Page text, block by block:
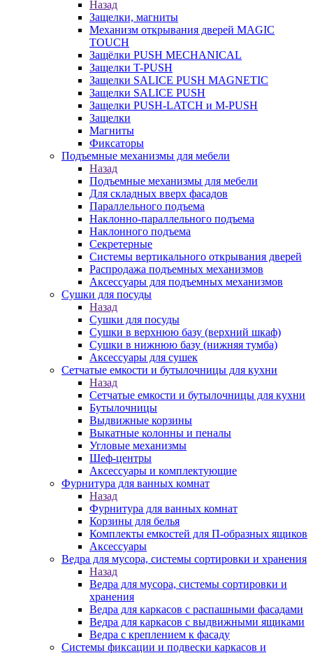
Назад
Защелки, магниты
Механизм открывания дверей MAGIC
TOUCH
Защёлки PUSH MECHANICAL
Защелки T-PUSH
Защелки SALICE PUSH MAGNETIC
Защелки SALICE PUSH
Защелки PUSH-LATCH и M-PUSH
Защелки
Магниты
Фиксаторы
Подъемные механизмы для мебели
Назад
Подъемные механизмы для мебели
Для складных вверх фасадов
Параллельного подъема
Наклонно-параллельного подъема
Наклонного подъема
Секретерные
Системы вертикального открывания дверей
Распродажа подъемных механизмов
Аксессуары для подъемных механизмов
Сушки для посуды
Назад
Сушки для посуды
Сушки в верхнюю базу (верхний шкаф)
Сушки в нижнюю базу (нижняя тумба)
Аксессуары для сушек
Сетчатые емкости и бутылочницы для кухни
Назад
Сетчатые емкости и бутылочницы для кухни
Бутылочницы
Выдвижные корзины
Выкатные колонны и пеналы
Угловые механизмы
Шеф-центры
Аксессуары и комплектующие
Фурнитура для ванных комнат
Назад
Фурнитура для ванных комнат
Корзины для белья
Комплекты емкостей для П-образных ящиков
Аксессуары
Ведра для мусора, системы сортировки и хранения
Назад
Ведра для мусора, системы сортировки и
хранения
Ведра для каркасов с распашными фасадами
Ведра для каркасов с выдвижными ящиками
Ведра с креплением к фасаду
Системы фиксации и подвески каркасов и